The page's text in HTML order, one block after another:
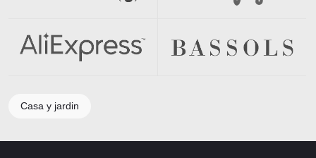
Casa y jardin